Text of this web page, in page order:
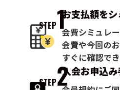
STEP1お支払額を
会費シミュレ
会費や今回の
すぐに確認でき
STEP2入会お申込み